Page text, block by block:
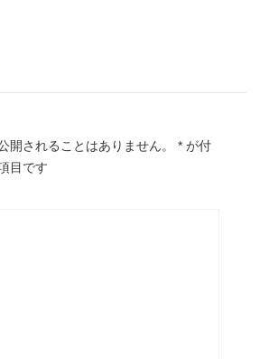
開されることはありません。 * が付
目です